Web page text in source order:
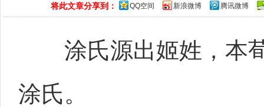
将此文章分享到： QQ空间 新浪微博 腾讯微博
涂氏源出姬姓，本荀
涂氏。